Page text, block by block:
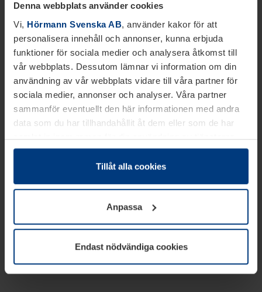
Denna webbplats använder cookies
Vi, Hörmann Svenska AB, använder kakor för att
personalisera innehåll och annonser, kunna erbjuda
funktioner för sociala medier och analysera åtkomst till
vår webbplats. Dessutom lämnar vi information om din
användning av vår webbplats vidare till våra partner för
sociala medier, annonser och analyser. Våra partner
sammanför eventuellt den här informationen med andra
data som du har tillhandahållit åt dem eller som de har
samlat in inom ramen för din användning av tjänsterna.
Juridiskt kan vi lagra kakor på din enhet, om de är
absolut nödvändiga för driften av den här webbplatsen.
godkännande kan du när som helst ändra eller återkalla i
informationen om kakor underDataskyddsförklaring
vår webbplats.
Tillåt alla cookies
Anpassa
Endast nödvändiga cookies